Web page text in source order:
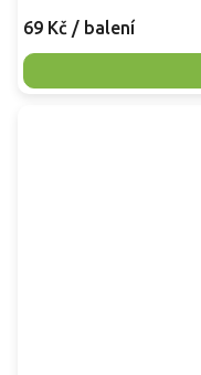
69 Kč / balení